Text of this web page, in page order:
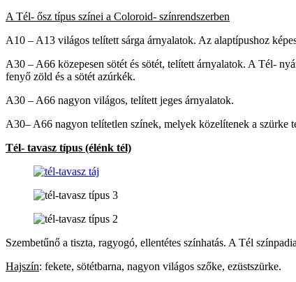
A Tél- ősz típus színei a Coloroid- színrendszerben
A10 – A13 világos telített sárga árnyalatok. Az alaptípushoz
A30 – A66 közepesen sötét és sötét, telített árnyalatok. A Tél-
fenyő zöld és a sötét azúrkék.
A30 – A66 nagyon világos, telített jeges árnyalatok.
A30– A66 nagyon telítetlen színek, melyek közelítenek a szürke
Tél- tavasz típus (élénk tél)
Szembetűnő a tiszta, ragyogó, ellentétes színhatás. A Tél
Hajszín: fekete, sötétbarna, nagyon világos szőke, ezüstszürke.